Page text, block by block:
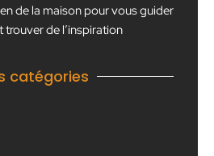
de la maison pour vous guider
trouver de l’inspiration
catégories